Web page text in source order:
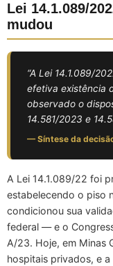
Lei 14.1.089/
mudou
“A Lei 14.1.089/
efetiva existência
observado o
14.581/2023 e
— Síntese da
A Lei 14.1.089/22 foi
estabelecendo o piso
condicionou sua
federal — e o
A/23. Hoje, em Minas
hospitais privados, e